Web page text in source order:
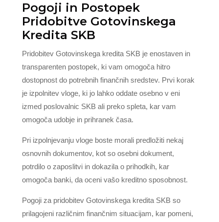
Pogoji in Postopek
Pridobitve Gotovinskega
Kredita SKB
Pridobitev Gotovinskega kredita SKB je enostaven in
transparenten postopek, ki vam omogoča hitro
dostopnost do potrebnih finančnih sredstev. Prvi korak
je izpolnitev vloge, ki jo lahko oddate osebno v eni
izmed poslovalnic SKB ali preko spleta, kar vam
omogoča udobje in prihranek časa.
Pri izpolnjevanju vloge boste morali predložiti nekaj
osnovnih dokumentov, kot so osebni dokument,
potrdilo o zaposlitvi in dokazila o prihodkih, kar
omogoča banki, da oceni vašo kreditno sposobnost.
Pogoji za pridobitev Gotovinskega kredita SKB so
prilagojeni različnim finančnim situacijam, kar pomeni,